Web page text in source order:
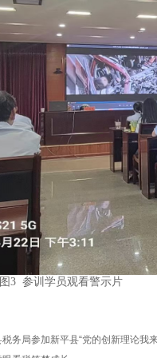
员观看警示片
务局参加新平县“党的创新理论我